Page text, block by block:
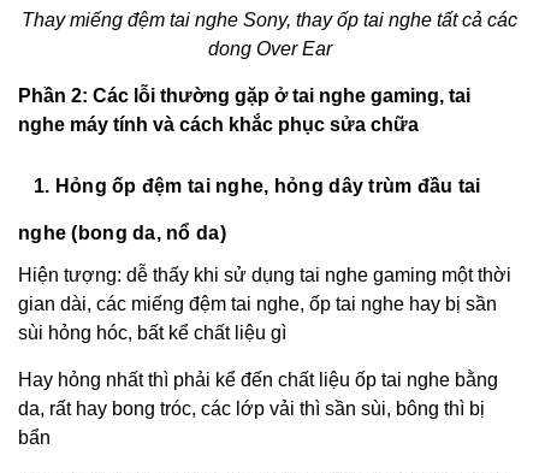
Thay miếng đệm tai nghe Sony, thay ốp tai nghe tất cả các
dong Over Ear
Phần 2: Các lỗi thường gặp ở tai nghe gaming, tai
nghe máy tính và cách khắc phục sửa chữa
1. Hỏng ốp đệm tai nghe, hỏng dây trùm đầu tai
nghe (bong da, nổ da)
Hiện tượng: dễ thấy khi sử dụng tai nghe gaming một thời
gian dài, các miếng đệm tai nghe, ốp tai nghe hay bị sần
sùi hỏng hóc, bất kể chất liệu gì
Hay hỏng nhất thì phải kể đến chất liệu ốp tai nghe bằng
da, rất hay bong tróc, các lớp vải thì sần sùi, bông thì bị
bẩn